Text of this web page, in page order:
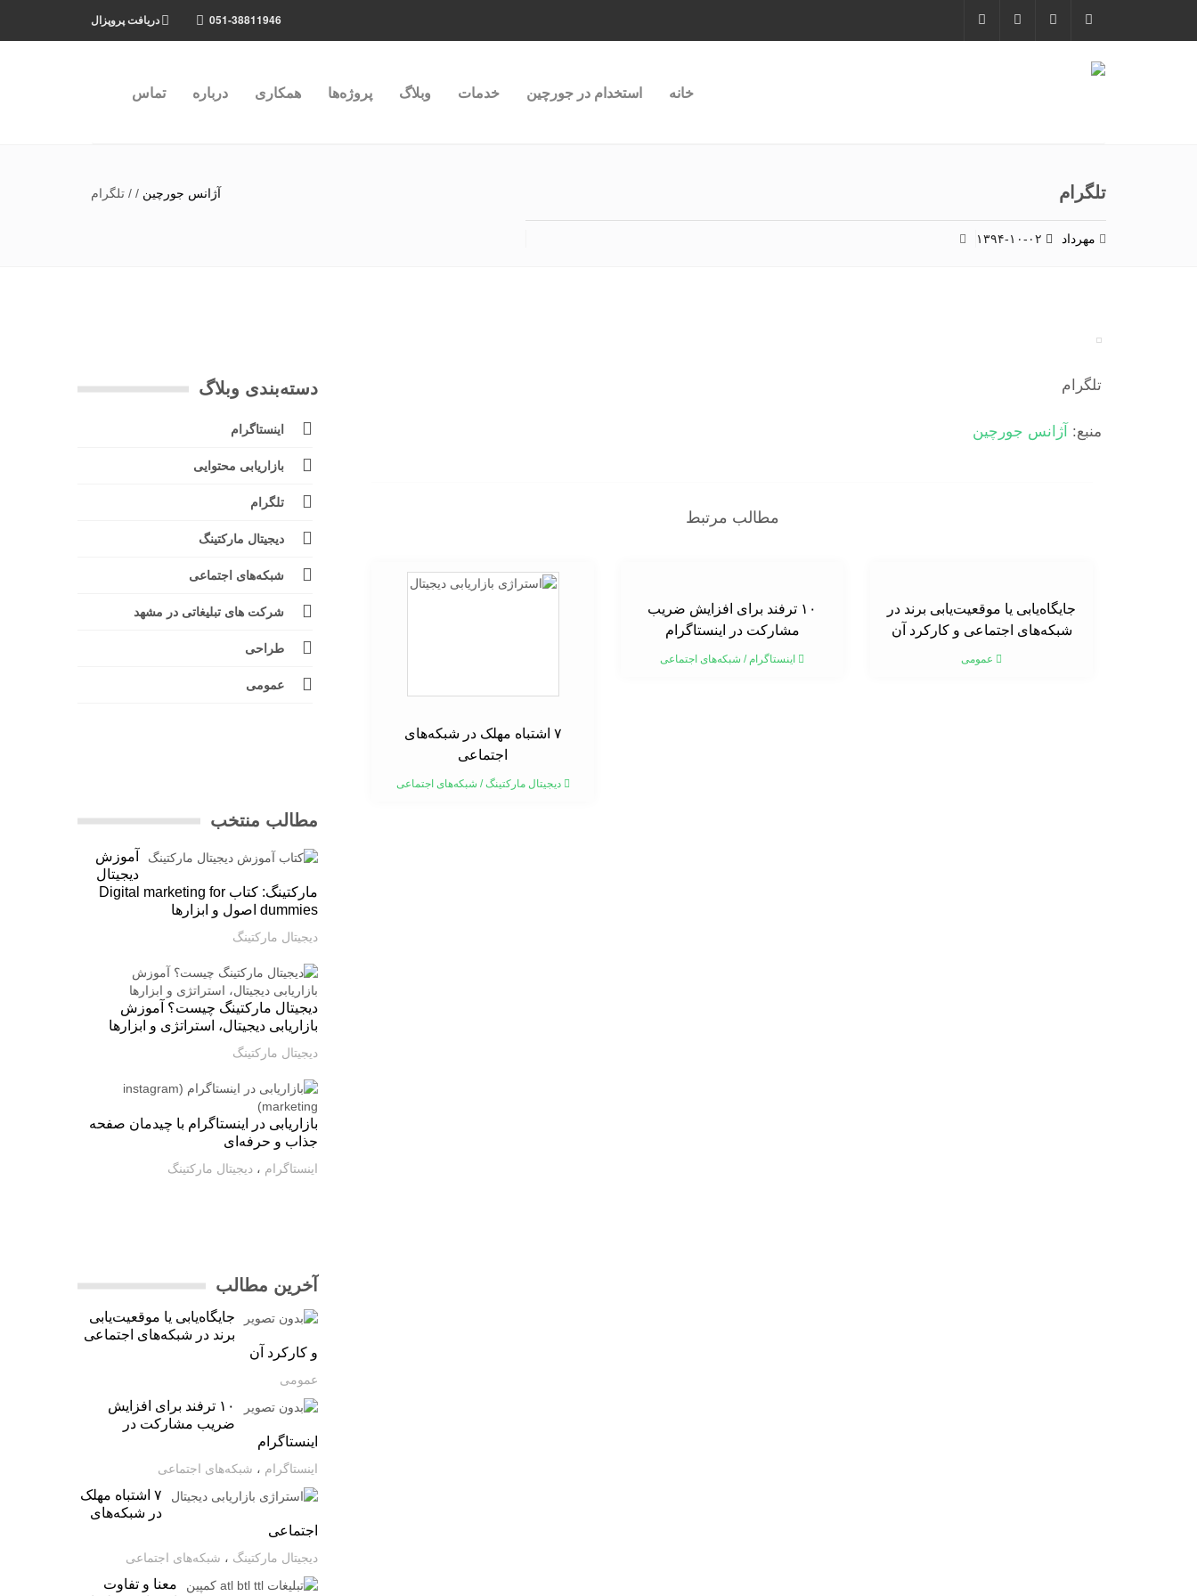
دریافت پروپزال 051-38811946
خانه استخدام در جورچین خدمات وبلاگ پروژه‌ها همکاری درباره تماس
تلگرام
مهرداد
آژانس جورچین /
/ تلگرام
تلگرام
منبع: آژانس جورچین
مطالب مرتبط
جایگاه‌یابی یا موقعیت‌یابی برند در
شبکه‌های اجتماعی و کارکرد آن
عمومی
۱۰ ترفند برای افزایش ضریب
مشارکت در اینستاگرام
اینستاگرام / شبکه‌های اجتماعی
۷ اشتباه مهلک در شبکه‌های
اجتماعی
دیجیتال مارکتینگ/ شبکه‌های اجتماعی
دسته‌بندی وبلاگ
اینستاگرام
بازاریابی محتوایی
تلگرام
دیجیتال مارکتینگ
شبکه‌های اجتماعی
شرکت های تبلیغاتی در مشهد
طراحی
عمومی
مطالب منتخب
آموزش
دیجیتال
مارکتینگ: کتاب Digital marketing for
dummies اصول و ابزارها
دیجیتال مارکتینگ
دیجیتال مارکتینگ چیست؟ آموزش
بازاریابی دیجیتال، استراتژی و ابزارها
دیجیتال مارکتینگ
بازاریابی در اینستاگرام با چیدمان صفحه
جذاب و حرفه‌ای
اینستاگرام ، دیجیتال مارکتینگ
آخرین مطالب
جایگاه‌یابی یا موقعیت‌یابی
برند در شبکه‌های اجتماعی
و کارکرد آن
عمومی
۱۰ ترفند برای افزایش
ضریب مشارکت در
اینستاگرام
اینستاگرام ، شبکه‌های اجتماعی
۷ اشتباه مهلک
در شبکه‌های
اجتماعی
دیجیتال مارکتینگ ، شبکه‌های اجتماعی
معنا و تفاوت